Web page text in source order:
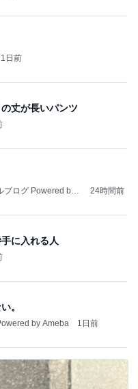
日前
丈が長いパンツ
ブログ Powered by
24時間前
に入れる人
。
by Ameba 1日前